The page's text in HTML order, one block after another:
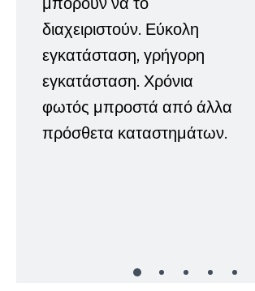
διαχειριστούν. Εύκολη
εγκατάσταση, γρήγορη
εγκατάσταση. Χρόνια
φωτός μπροστά από άλλα
πρόσθετα καταστημάτων.